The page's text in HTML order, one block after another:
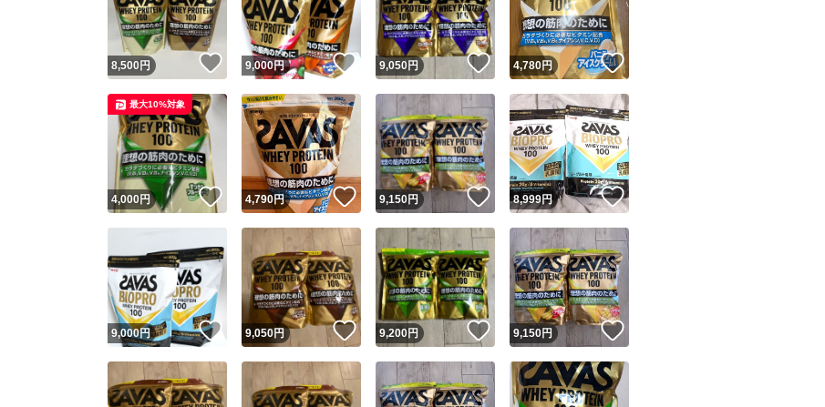
ユーザーの実績について
Yahoo!フリマが定めた一定の基準を満たしたユーザーにバッジを付与しています
安心取引出品者
安心取引出品者 Yahoo!フリマの基準をクリアした安心・安全なユーザーです
取引実績
取引実績◯+ このユーザーはYahoo!フリマの取引を完了させた実績があります
この商品の情報をコピーします
商品画像の 無断転載は禁止されています
コピーは
1商品につき1回 です
8,500円 いいね！
9,000円 いいね！
9,050円 いいね！
4,780円
4,000円 いいね！
最大10%対象
4,790円 いいね！
9,150円 いいね！
8,999円 いいね！
9,000円 いいね！
9,050円 いいね！
9,200円 いいね！
9,150円